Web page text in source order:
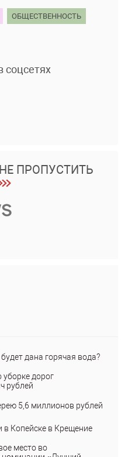
ОБЩЕСТВЕННОСТЬ
соцсетях
ПРОПУСТИТЬ
дана горячая вода?
уборке дорог
рублей
5,6 миллионов рублей
в Копейске в Крещение
место во